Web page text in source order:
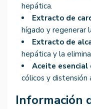
hepática.
Extracto de
hígado y regenerar
Extracto de
hepática y la
Aceite esencial
cólicos y distensión
Información